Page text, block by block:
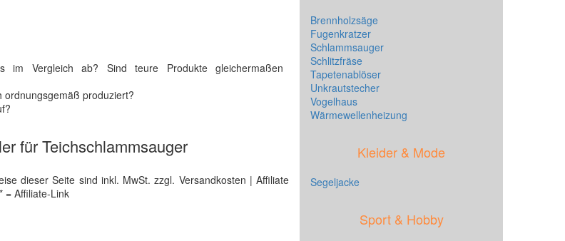
im Vergleich ab? Sind teure Produkte gleichermaßen
ordnungsgemäß produziert?
für Teichschlammsauger
dieser Seite sind inkl. MwSt. zzgl. Versandkosten | Affiliate
= Affiliate-Link
Brennholzsäge
Fugenkratzer
Schlammsauger
Schlitzfräse
Tapetenablöser
Unkrautstecher
Vogelhaus
Wärmewellenheizung
Kleider & Mode
Segeljacke
Sport & Hobby